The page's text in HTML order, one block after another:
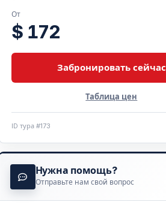
От
$ 172
Забронировать сейчас
Таблица цен
ID тура #173
Нужна помощь?
Отправьте нам свой вопрос